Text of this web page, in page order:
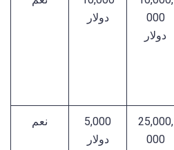
000
دولار
دولار
25,000,
000
5,000
دولار
نعم